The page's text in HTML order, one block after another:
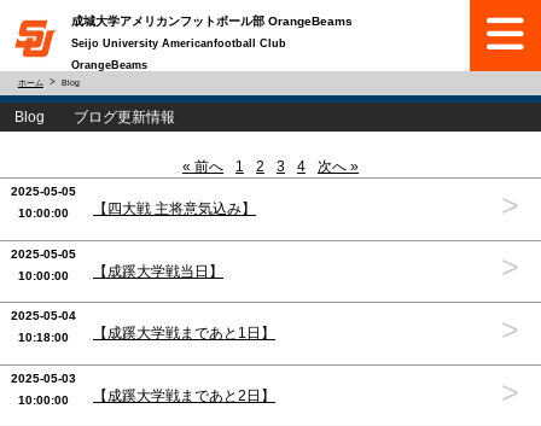
成城大学アメリカンフットボール部 OrangeBeams
Seijo University Americanfootball Club
OrangeBeams
ホーム Blog
Blog ブログ更新情報
« 前へ 1 2 3 4 次へ »
2025-05-05
10:00:00
【四大戦 主将意気込み】 >
2025-05-05
10:00:00
【成蹊大学戦当日】 >
2025-05-04
10:18:00
【成蹊大学戦まであと1日】 >
2025-05-03
10:00:00
【成蹊大学戦まであと2日】 >